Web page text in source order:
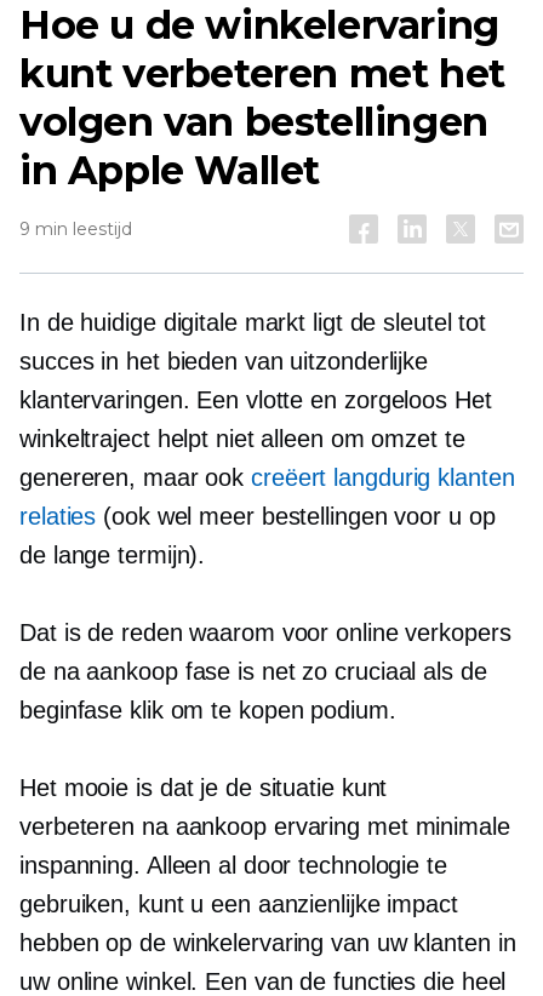
Hoe u de winkelervaring
kunt verbeteren met het
volgen van bestellingen
in Apple Wallet
9 min leestijd
In de huidige digitale markt ligt de sleutel tot
succes in het bieden van uitzonderlijke
klantervaringen. Een vlotte en zorgeloos Het
winkeltraject helpt niet alleen om omzet te
genereren, maar ook creëert langdurig klanten
relaties (ook wel meer bestellingen voor u op
de lange termijn).
Dat is de reden waarom voor online verkopers
de na aankoopfase is net zo cruciaal als de
beginfase klik om te kopen podium.
Het mooie is dat je de situatie kunt
verbeteren na aankoopervaring met minimale
inspanning. Alleen al door technologie te
gebruiken, kunt u een aanzienlijke impact
hebben op de winkelervaring van uw klanten in
uw online winkel. Een van de functies die heel